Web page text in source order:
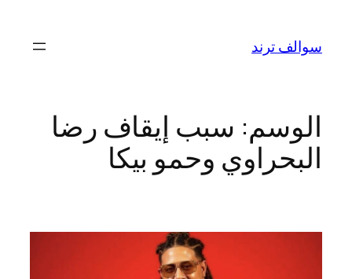
المحتوى
سوالف ترند
الوسم: سبب إيقاف رضا
البحراوي وحمو بيكا